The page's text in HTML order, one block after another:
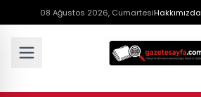
08 Ağustos 2026, CumartesiHakkımızda